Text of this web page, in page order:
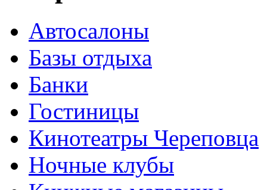
Автосалоны
Базы отдыха
Банки
Гостиницы
Кинотеатры Череповца
Ночные клубы